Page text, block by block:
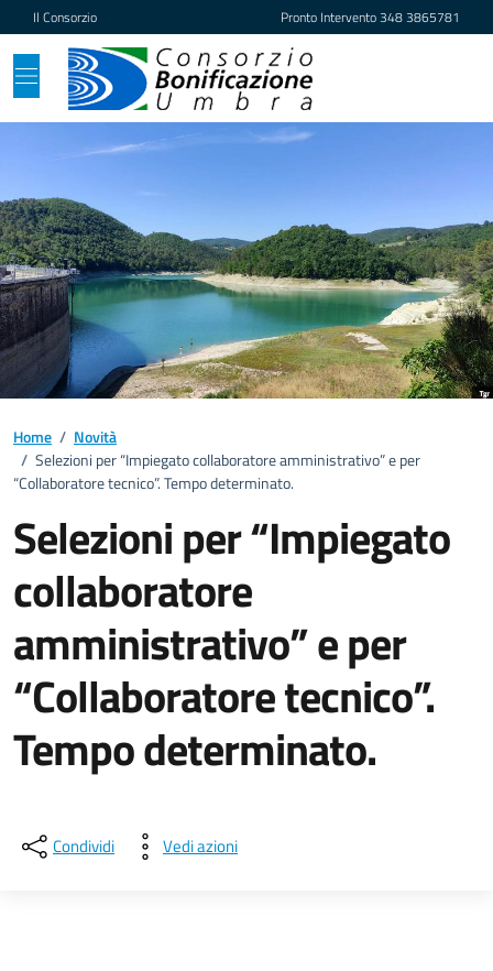
Vai ai contenuti
Vai al footer
Il Consorzio Pronto Intervento348 3865781
Home / Novità
/ Selezioni per “Impiegato collaboratore amministrativo” e per
“Collaboratore tecnico”. Tempo determinato.
Selezioni per “Impiegato
collaboratore
amministrativo” e per
“Collaboratore tecnico”.
Tempo determinato.
Condividi Vedi azioni